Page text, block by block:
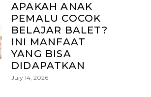
APAKAH ANAK
PEMALU COCOK
BELAJAR BALET?
INI MANFAAT
YANG BISA
DIDAPATKAN
July 14, 2026